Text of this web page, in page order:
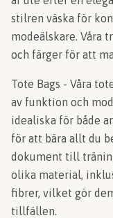
stilren väska för
modeälskare. Våra
och färger för att
Tote Bags - Våra
av funktion och
idealiska för både
för att bära allt du
dokument till
olika material,
fibrer, vilket gör
tillfällen.